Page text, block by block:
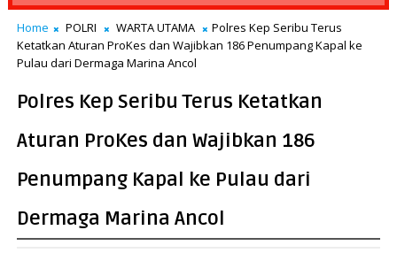
Home POLRI WARTA UTAMA
Polres Kep Seribu Terus
Ketatkan Aturan ProKes dan Wajibkan 186 Penumpang Kapal ke
Pulau dari Dermaga Marina Ancol
Polres Kep Seribu Terus Ketatkan
Aturan ProKes dan Wajibkan 186
Penumpang Kapal ke Pulau dari
Dermaga Marina Ancol